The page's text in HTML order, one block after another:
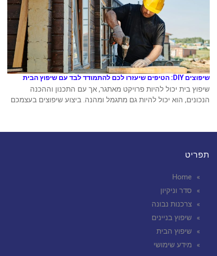
שיפוצים DIY: הטיפים שיעזרו לכם להתמודד לבד עם שיפוץ הבית
שיפוץ בית יכול להיות פרויקט מאתגר, אך עם התכנון וההכנה
הנכונים, הוא יכול להיות גם מתגמל ומהנה. ביצוע שיפוצים בעצמכם
תפריט
Home
סדר וניקיון
צרכנות נבונה
שיפוץ בניינים
שיפוץ הבית
מידע שימושי